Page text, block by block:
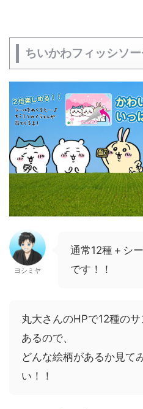
ちいかわフィッシソ
ヨシミヤ
通常12種＋シ
です！！
丸大さんのHPで12種の
あるので、
どんな絵柄があるか見て
い！！